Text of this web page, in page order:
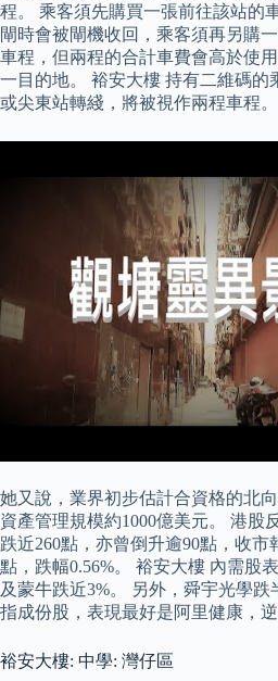
程。 乘客須先購買一張前往該站的
閘時會被閘機收回，乘客須再另購
車程，但兩程的合計車費會高於使
一目的地。 裕安大樓 持有二維碼的
或尖東站轉綫，將被視作兩程車程。
她又說，業界初步估計合資格的北
資產管理規模約1000億美元。 港股
跌近260點，亦曾倒升逾90點，收市
點，跌幅0.56%。 裕安大樓 內需股
及蒙牛跌近3%。 另外，舜宇光學跌
指成份股，表現最好是阿里健康，逆
裕安大樓: 中學: 灣仔區